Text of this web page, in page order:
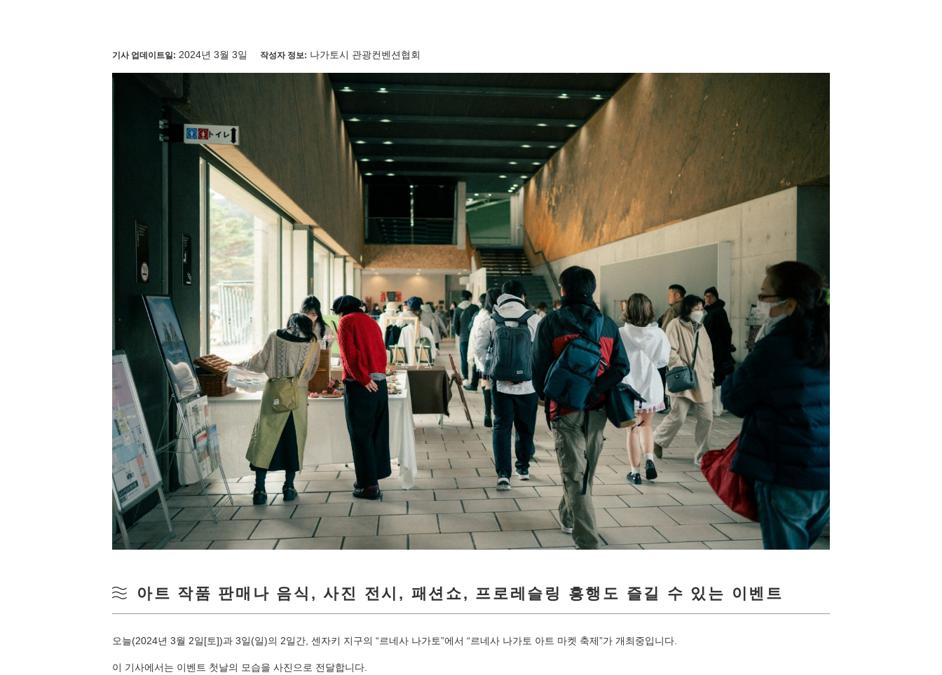
기사 업데이트일: 2024년 3월 3일 작성자 정보: 나가토시 관광컨벤션협회
아트 작품 판매나 음식, 사진 전시, 패션쇼, 프로레슬링 흥행도 즐길 수 있는 이벤트
오늘(2024년 3월 2일[토])과 3일(일)의 2일간, 센자키 지구의 “르네사 나가토”에서 “르네사 나가토 아트 마켓 축제”가 개최중입니다.
이 기사에서는 이벤트 첫날의 모습을 사진으로 전달합니다.